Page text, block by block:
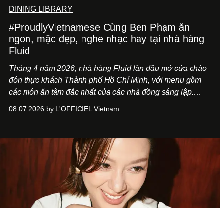
DINING LIBRARY
#ProudlyVietnamese Cùng Ben Phạm ăn
ngon, mặc đẹp, nghe nhạc hay tại nhà hàng
Fluid
Tháng 4 năm 2026, nhà hàng Fluid lần đầu mở cửa chào
đón thực khách Thành phố Hồ Chí Minh, với menu gồm
các món ăn tâm đắc nhất của các nhà đồng sáng lập:
món ăn đa dạng từ Á đến Âu nhanh chóng được yêu thích
mang đến niềm vui cho thực khách.
08.07.2026 by L'OFFICIEL Vietnam